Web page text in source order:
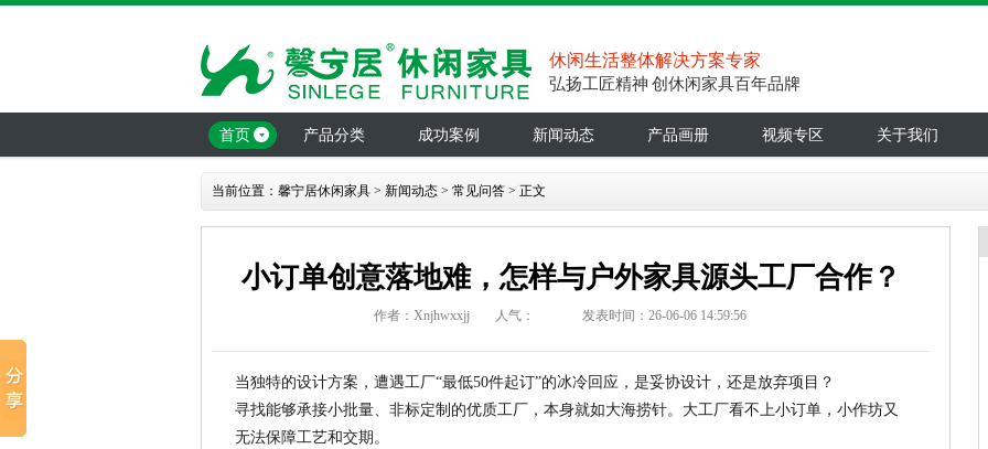
休闲生活整体解决方案专家
弘扬工匠精神 创休闲家具百年品牌
首页 产品分类 成功案例 新闻动态 产品画册 视频专区 关于我们
当前位置： 馨宁居休闲家具 > 新闻动态 > 常见问答 > 正文
小订单创意落地难，怎样与户外家具源头工厂合作？
作者：Xnjhwxxjj 人气： 发表时间：26-06-06 14:59:56
当独特的设计方案，遭遇工厂“最低50件起订”的冰冷回应，是妥协设计，还是放弃项目？
寻找能够承接小批量、非标定制的优质工厂，本身就如大海捞针。大工厂看不上小订单，小作坊又
无法保障工艺和交期。